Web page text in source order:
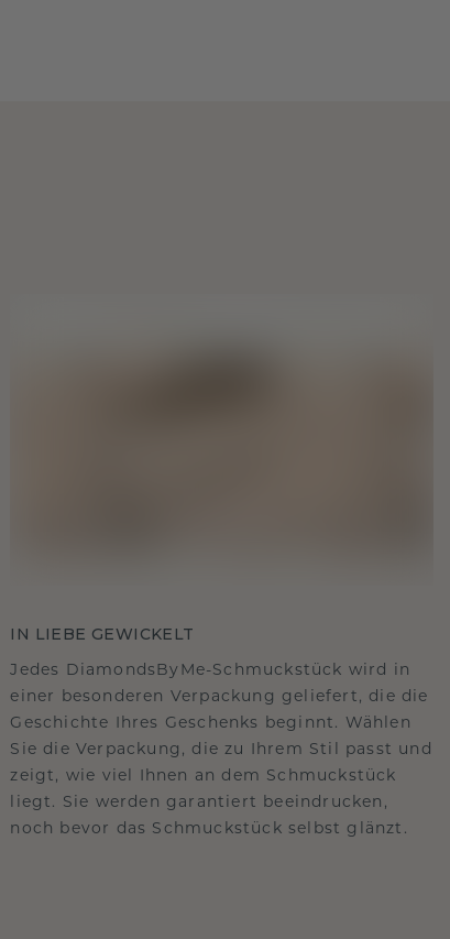
IN LIEBE GEWICKELT
Jedes DiamondsByMe-Schmuckstück wird in
einer besonderen Verpackung geliefert, die die
Geschichte Ihres Geschenks beginnt. Wählen
Sie die Verpackung, die zu Ihrem Stil passt und
zeigt, wie viel Ihnen an dem Schmuckstück
liegt. Sie werden garantiert beeindrucken,
noch bevor das Schmuckstück selbst glänzt.